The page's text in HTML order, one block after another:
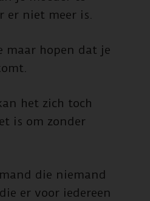
er niet meer is.
maar hopen dat je
het zich toch
is om zonder
die niemand
er voor iedereen